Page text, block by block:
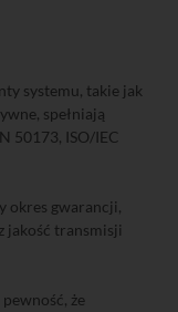
systemu, takie jak
spełniają
50173, ISO/IEC
okres gwarancji,
jakość transmisji
że